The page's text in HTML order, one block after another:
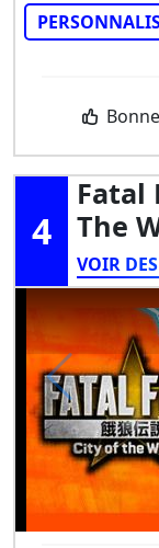
4
Fatal
The
VOIR